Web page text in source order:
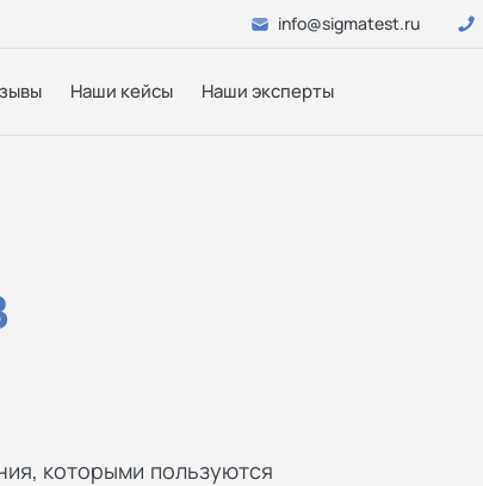
info@sigmatest.ru
Наши кейсы Наши эксперты
которыми пользуются